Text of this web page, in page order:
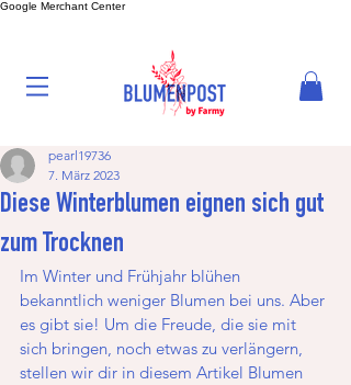
Google Merchant Center
Diese Winterblumen eignen sich gut
zum Trocknen
pearl19736
7. März 2023
Im Winter und Frühjahr blühen
bekanntlich weniger Blumen bei uns. Aber
es gibt sie! Um die Freude, die sie mit
sich bringen, noch etwas zu verlängern,
stellen wir dir in diesem Artikel Blumen